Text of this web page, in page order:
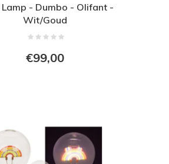
- Dumbo - Olifant -
Wit/Goud
€99,00